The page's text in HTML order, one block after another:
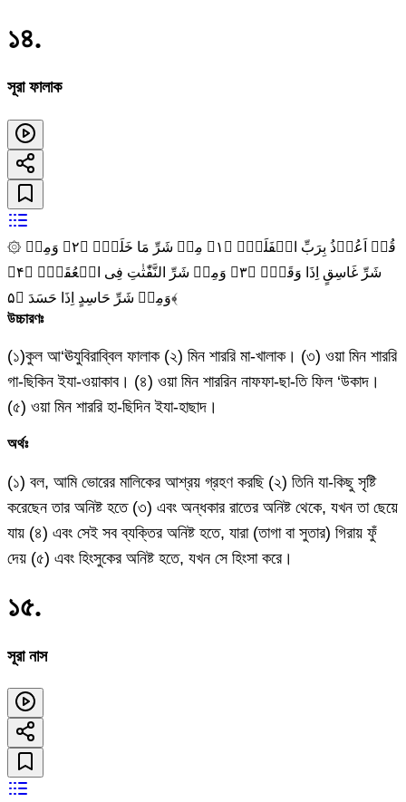
১৪.
সূরা ফালাক
۞ قُلۡ اَعُوۡذُ بِرَبِّ الۡفَلَقِۙ‏ ﴿۱﴾ مِنۡ شَرِّ مَا خَلَقَۙ‏ ﴿۲﴾ وَمِنۡ
شَرِّ غَاسِقٍ اِذَا وَقَبَۙ‏ ﴿۳﴾ وَمِنۡ شَرِّ النَّفّٰثٰتِ فِى الۡعُقَدِۙ‏ ﴿۴﴾
وَمِنۡ شَرِّ حَاسِدٍ اِذَا حَسَدَ‏ ﴿۵﴾
উচ্চারণঃ
(১)কুল আ‘ঊযুবিরাব্বিল ফালাক (২) মিন শাররি মা-খালাক। (৩) ওয়া মিন শাররি
গা-ছিকিন ইযা-ওয়াকাব। (৪) ওয়া মিন শাররিন নাফফা-ছা-তি ফিল ‘উকাদ।
(৫) ওয়া মিন শাররি হা-ছিদিন ইযা-হাছাদ।
অর্থঃ
(১) বল, আমি ভোরের মালিকের আশ্রয় গ্রহণ করছি (২) তিনি যা-কিছু সৃষ্টি
করেছেন তার অনিষ্ট হতে (৩) এবং অন্ধকার রাতের অনিষ্ট থেকে, যখন তা ছেয়ে
যায় (৪) এবং সেই সব ব্যক্তির অনিষ্ট হতে, যারা (তাগা বা সুতার) গিরায় ফুঁ
দেয় (৫) এবং হিংসুকের অনিষ্ট হতে, যখন সে হিংসা করে।
১৫.
সূরা নাস